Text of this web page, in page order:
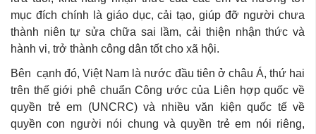
mục đích chính là giáo dục, cải tạo, giúp đỡ người chưa
thành niên tự sửa chữa sai lầm, cải thiện nhận thức và
hành vi, trở thành công dân tốt cho xã hội.
Bên cạnh đó, Việt Nam là nước đầu tiên ở châu Á, thứ hai
trên thế giới phê chuẩn Công ước của Liên hợp quốc về
quyền trẻ em (UNCRC) và nhiều văn kiện quốc tế về
quyền con người nói chung và quyền trẻ em nói riêng,